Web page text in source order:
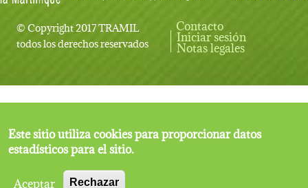
© Copyright 2017 TRAMIL
todos los derechos reservados
User account menu
Contacto
Iniciar sesión
Notas legales
Este sitio utiliza cookies para proporcionar datos
estadísticos para el sitio.
Aceptar
Rechazar